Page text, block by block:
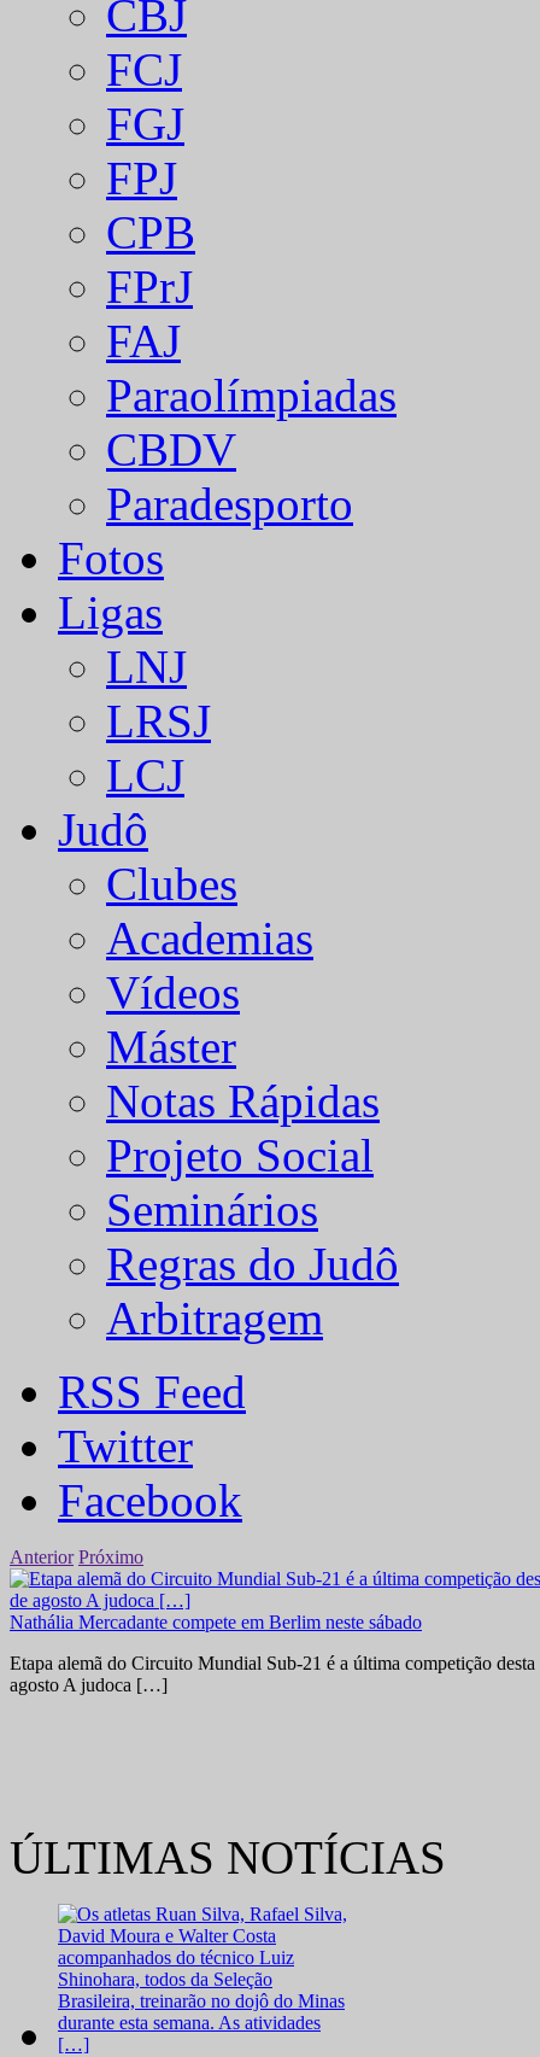
CBJ
FCJ
FGJ
FPJ
CPB
FPrJ
FAJ
Paraolímpiadas
CBDV
Paradesporto
Fotos
Ligas
LNJ
LRSJ
LCJ
Judô
Clubes
Academias
Vídeos
Máster
Notas Rápidas
Projeto Social
Seminários
Regras do Judô
Arbitragem
RSS Feed
Twitter
Facebook
Anterior Próximo
Nathália Mercadante compete em Berlim neste sábado
Etapa alemã do Circuito Mundial Sub-21 é a última competição
agosto A judoca […]
ÚLTIMAS NOTÍCIAS